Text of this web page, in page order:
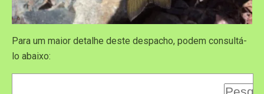
Para um maior detalhe deste despacho, podem consultá-
lo abaixo: